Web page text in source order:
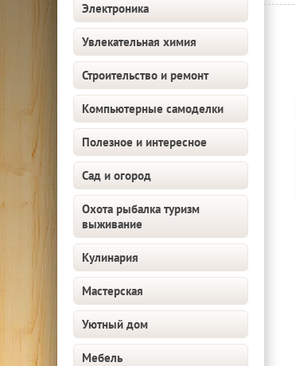
Электроника
Увлекательная химия
Строительство и ремонт
Компьютерные самоделки
Полезное и интересное
Сад и огород
Охота рыбалка туризм
выживание
Кулинария
Мастерская
Уютный дом
Мебель